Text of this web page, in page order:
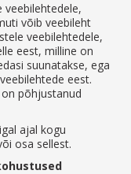
veebilehtedele,
võib veebileht
veebilehtedele,
eest, milline on
suunatakse, ega
eest.
põhjustanud
ajal kogu
osa sellest.